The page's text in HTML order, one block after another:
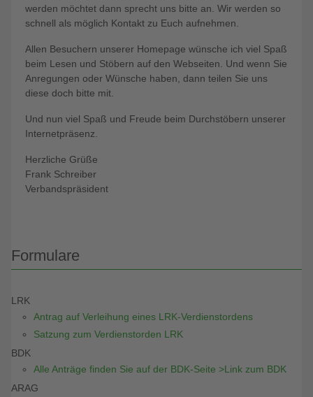
werden möchtet dann sprecht uns bitte an. Wir werden so
schnell als möglich Kontakt zu Euch aufnehmen.
Allen Besuchern unserer Homepage wünsche ich viel Spaß
beim Lesen und Stöbern auf den Webseiten. Und wenn Sie
Anregungen oder Wünsche haben, dann teilen Sie uns
diese doch bitte mit.
Und nun viel Spaß und Freude beim Durchstöbern unserer
Internetpräsenz.
Herzliche Grüße
Frank Schreiber
Verbandspräsident
Formulare
LRK
Antrag auf Verleihung eines LRK-Verdienstordens
Satzung zum Verdienstorden LRK
BDK
Alle Anträge finden Sie auf der BDK-Seite >Link zum BDK
ARAG